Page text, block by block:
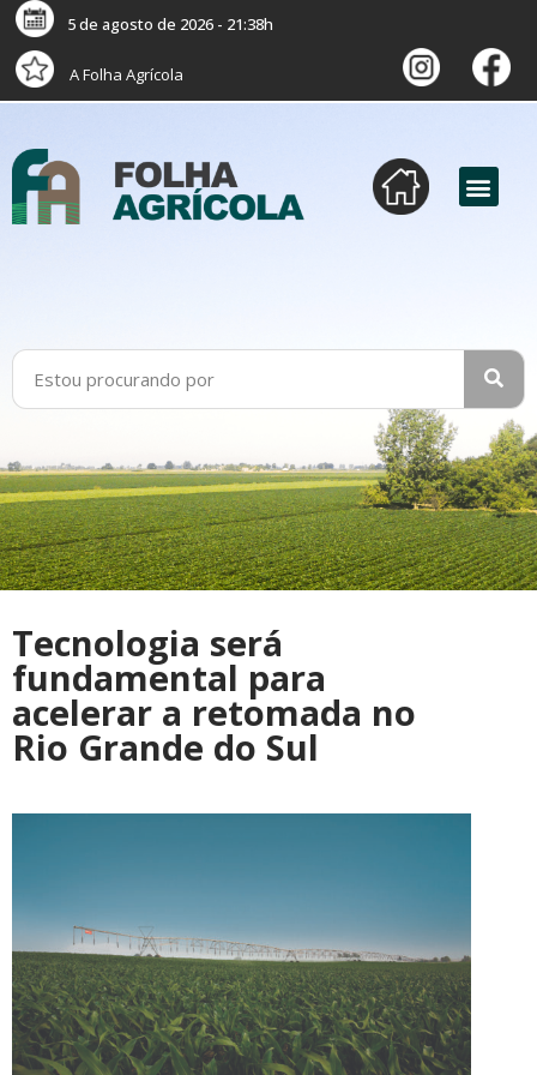
5 de agosto de 2026 - 21:38h
A Folha Agrícola
Tecnologia será
fundamental para
acelerar a retomada no
Rio Grande do Sul